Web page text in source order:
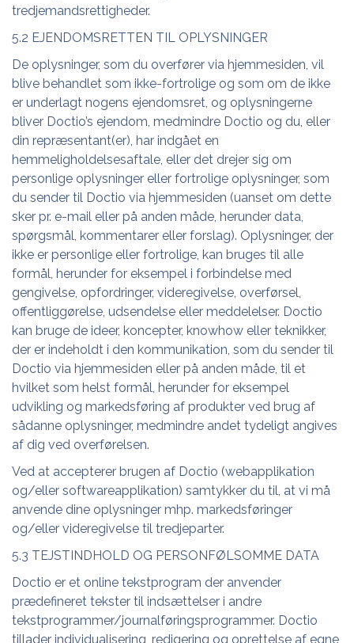
tredjemandsrettigheder.
5.2 EJENDOMSRETTEN TIL OPLYSNINGER
De oplysninger, som du overfører via hjemmesiden, vil
blive behandlet som ikke-fortrolige og som om de ikke
er underlagt nogens ejendomsret, og oplysningerne
bliver Doctio’s ejendom, medmindre Doctio og du, eller
din repræsentant(er), har indgået en
hemmeligholdelsesaftale, eller det drejer sig om
personlige oplysninger eller fortrolige oplysninger, som
du sender til Doctio via hjemmesiden (uanset om dette
sker pr. e-mail eller på anden måde, herunder data,
spørgsmål, kommentarer eller forslag). Oplysninger, der
ikke er personlige eller fortrolige, kan bruges til alle
formål, herunder for eksempel i forbindelse med
gengivelse, opfordringer, videregivelse, overførsel,
offentliggørelse, udsendelse eller meddelelser. Doctio
kan bruge de ideer, koncepter, knowhow eller teknikker,
der er indeholdt i den kommunikation, som du sender til
Doctio via hjemmesiden eller på anden måde, til et
hvilket som helst formål, herunder for eksempel
udvikling og markedsføring af produkter ved brug af
sådanne oplysninger, medmindre andet tydeligt angives
af dig ved overførelsen.
Ved at accepterer brugen af Doctio (webapplikation
og/eller softwareapplikation) samtykker du til, at vi må
anvende dine oplysninger mhp. markedsføringer
og/eller videregivelse til tredjeparter.
5.3 TEJSTINDHOLD OG PERSONFØLSOMME DATA
Doctio er et online tekstprogram der anvender
prædefineret tekster til indsættelser i andre
tekstprogrammer/journalføringsprogrammer. Doctio
tillader individualisering, redigering og oprettelse af egne